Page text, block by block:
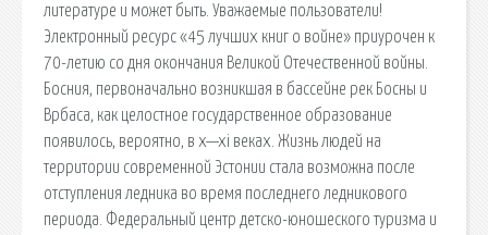
литературе и может быть. Уважаемые пользователи!
Электронный ресурс «45 лучших книг о войне» приурочен к
70-летию со дня окончания Великой Отечественной войны.
Босния, первоначально возникшая в бассейне рек Босны и
Врбаса, как целостное государственное образование
появилось, вероятно, в x—xi веках. Жизнь людей на
территории современной Эстонии стала возможна после
отступления ледника во время последнего ледникового
периода. Федеральный центр детско-юношеского туризма и